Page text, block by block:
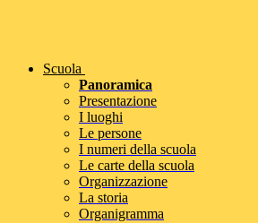
Scuola
Panoramica
Presentazione
I luoghi
Le persone
I numeri della scuola
Le carte della scuola
Organizzazione
La storia
Organigramma